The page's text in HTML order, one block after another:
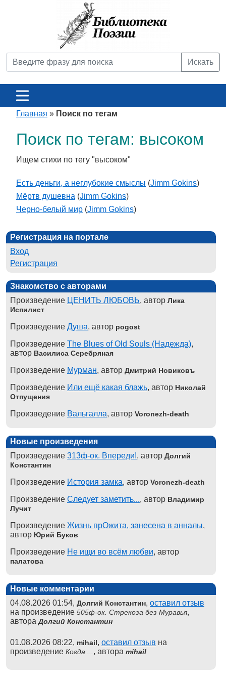
Искать
Главная » Поиск по тегам
Поиск по тегам: высоком
Ищем стихи по тегу "высоком"
Есть деньги, а неглубокие смыслы (Jimm Gokins)
Мёртв душевна (Jimm Gokins)
Черно-белый мир (Jimm Gokins)
Регистрация на портале
Вход
Регистрация
Знакомство с авторами
Произведение ЦЕНИТЬ ЛЮБОВЬ, автор Лика
Испилист
Произведение Душа, автор pogost
Произведение The Blues of Old Souls (Надежда),
автор Василиса Серебряная
Произведение Мурман, автор Дмитрий Новиковъ
Произведение Или ещё какая блажь, автор Николай
Отпущения
Произведение Вальгалла, автор Voronezh-death
Новые произведения
Произведение 313ф-ок. Впереди!, автор Долгий
Константин
Произведение История замка, автор Voronezh-death
Произведение Следует заметить..., автор Владимир
Лучит
Произведение Жизнь прОжита, занесена в анналы,
автор Юрий Буков
Произведение Не ищи во всём любви, автор
палатова
Новые комментарии
04.08.2026 01:54, Долгий Константин, оставил отзыв
на произведение 505ф-ок. Стрекоза без Муравья,
автораДолгий Константин
01.08.2026 08:22, mihail, оставил отзыв на
произведение Когда ... , автора mihail